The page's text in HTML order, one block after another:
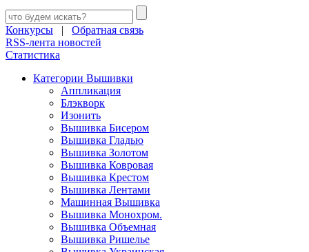
Конкурсы | Обратная связь
RSS-лента новостей
Статистика
Категории Вышивки
Аппликация
Блэкворк
Изонить
Вышивка Бисером
Вышивка Гладью
Вышивка Золотом
Вышивка Ковровая
Вышивка Крестом
Вышивка Лентами
Машинная Вышивка
Вышивка Монохром.
Вышивка Объемная
Вышивка Ришелье